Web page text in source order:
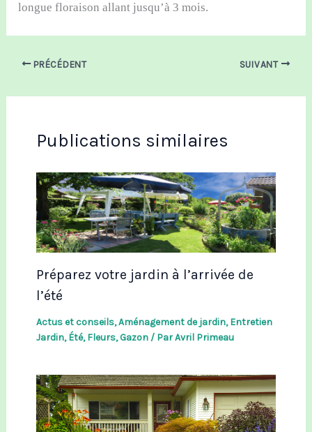
longue floraison allant jusqu’à 3 mois.
PRÉCÉDENT SUIVANT
Publications similaires
Préparez votre jardin à l’arrivée de
l’été
Actus et conseils,Aménagement de jardin,Entretien
Jardin,Été,Fleurs,Gazon/ ParAvril Primeau